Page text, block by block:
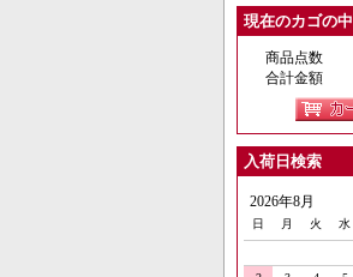
現在のカゴの中
商品点数
合計金額
入荷日検索
2026年8月
日 月 火 水